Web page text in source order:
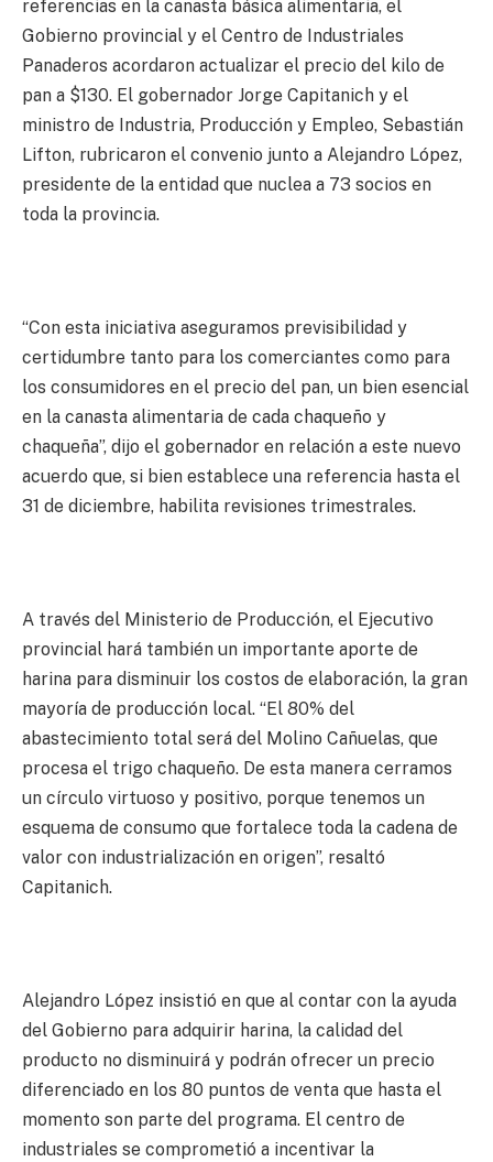
referencias en la canasta básica alimentaria, el
Gobierno provincial y el Centro de Industriales
Panaderos acordaron actualizar el precio del kilo de
pan a $130. El gobernador Jorge Capitanich y el
ministro de Industria, Producción y Empleo, Sebastián
Lifton, rubricaron el convenio junto a Alejandro López,
presidente de la entidad que nuclea a 73 socios en
toda la provincia.
“Con esta iniciativa aseguramos previsibilidad y
certidumbre tanto para los comerciantes como para
los consumidores en el precio del pan, un bien esencial
en la canasta alimentaria de cada chaqueño y
chaqueña”, dijo el gobernador en relación a este nuevo
acuerdo que, si bien establece una referencia hasta el
31 de diciembre, habilita revisiones trimestrales.
A través del Ministerio de Producción, el Ejecutivo
provincial hará también un importante aporte de
harina para disminuir los costos de elaboración, la gran
mayoría de producción local. “El 80% del
abastecimiento total será del Molino Cañuelas, que
procesa el trigo chaqueño. De esta manera cerramos
un círculo virtuoso y positivo, porque tenemos un
esquema de consumo que fortalece toda la cadena de
valor con industrialización en origen”, resaltó
Capitanich.
Alejandro López insistió en que al contar con la ayuda
del Gobierno para adquirir harina, la calidad del
producto no disminuirá y podrán ofrecer un precio
diferenciado en los 80 puntos de venta que hasta el
momento son parte del programa. El centro de
industriales se comprometió a incentivar la